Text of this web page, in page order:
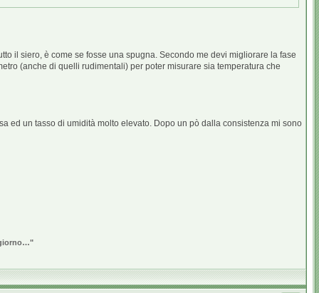
il siero, è come se fosse una spugna. Secondo me devi migliorare la fase
(anche di quelli rudimentali) per poter misurare sia temperatura che
ed un tasso di umidità molto elevato. Dopo un pò dalla consistenza mi sono